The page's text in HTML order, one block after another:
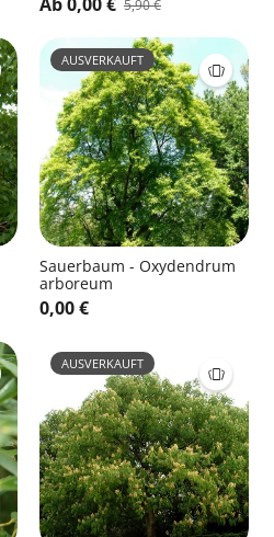
®
5,90 €
AUSVERKAUFT
Sauerbaum - Oxydendrum
arboreum
0,00 €
AUSVERKAUFT